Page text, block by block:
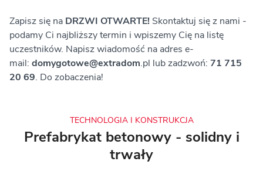
Zapisz się na DRZWI OTWARTE! Skontaktuj się z nami -
podamy Ci najbliższy termin i wpiszemy Cię na listę
uczestników. Napisz wiadomość na adres e-
mail: domygotowe@extradom.pl lub zadzwoń: 71 715
20 69. Do zobaczenia!
TECHNOLOGIA I KONSTRUKCJA
Prefabrykat betonowy - solidny i
trwały